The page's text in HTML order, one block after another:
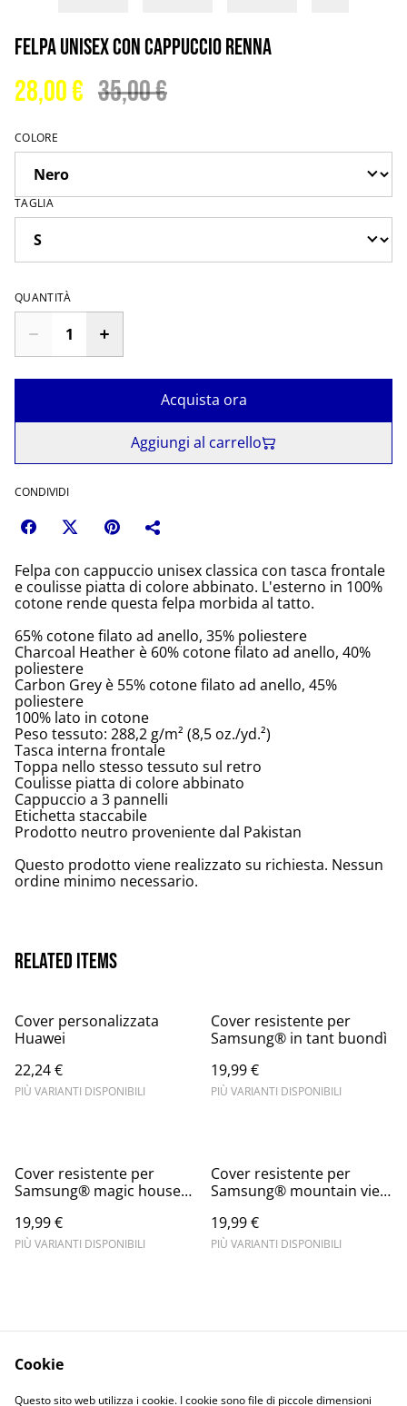
Felpa unisex con cappuccio renna
28,00 € 35,00 €
COLORE
TAGLIA
QUANTITÀ
Acquista ora
Aggiungi al carrello
CONDIVIDI
Felpa con cappuccio unisex classica con tasca frontale
e coulisse piatta di colore abbinato. L'esterno in 100%
cotone rende questa felpa morbida al tatto.
65% cotone filato ad anello, 35% poliestere
Charcoal Heather è 60% cotone filato ad anello, 40%
poliestere
Carbon Grey è 55% cotone filato ad anello, 45%
poliestere
100% lato in cotone
Peso tessuto: 288,2 g/m² (8,5 oz./yd.²)
Tasca interna frontale
Toppa nello stesso tessuto sul retro
Coulisse piatta di colore abbinato
Cappuccio a 3 pannelli
Etichetta staccabile
Prodotto neutro proveniente dal Pakistan
Questo prodotto viene realizzato su richiesta. Nessun
ordine minimo necessario.
Related items
Cover personalizzata
Huawei
22,24 €
PIÙ VARIANTI DISPONIBILI
Cover resistente per
Samsung® in tant buondì
19,99 €
PIÙ VARIANTI DISPONIBILI
Cover resistente per
Samsung® magic house
19,99 €
PIÙ VARIANTI DISPONIBILI
Cover resistente per
Samsung® mountain view
19,99 €
PIÙ VARIANTI DISPONIBILI
Informativa sulla
Terms and
Cookie
Questo sito web utilizza i cookie. I cookie sono file di piccole dimensioni